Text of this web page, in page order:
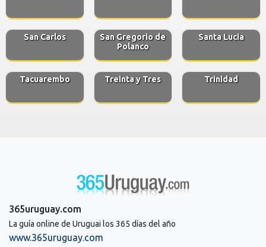
San Carlos
San Gregorio de
Polanco
Santa Lucia
Tacuarembo Treinta y Tres Trinidad
365uruguay.com
La guía online de Uruguai los 365 días del año
www.365uruguay.com